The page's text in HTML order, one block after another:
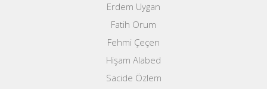
Erdem Uygan
Fatih Orum
Fehmi Çeçen
Hişam Alabed
Sacide Özlem